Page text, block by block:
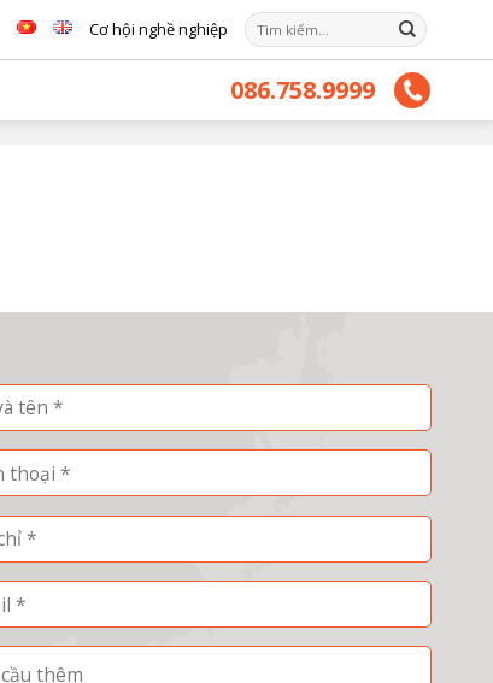
Cơ hội nghề nghiệp
Tìm
kiếm:
086.758.9999